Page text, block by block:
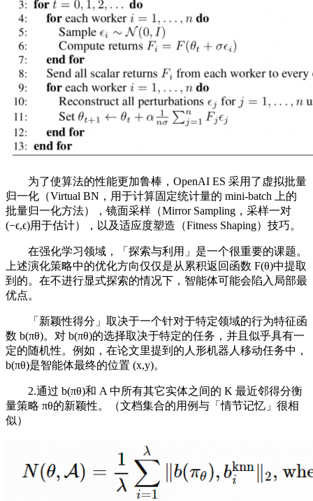
为了使算法的性能更加鲁棒，OpenAI ES 采用了虚拟批量
归一化（Virtual BN，用于计算固定统计量的 mini-batch 上的
批量归一化方法），镜面采样（Mirror Sampling，采样一对
(−ϵ,ϵ)用于估计），以及适应度塑造（Fitness Shaping）技巧。
在强化学习领域，「探索与利用」是一个很重要的课题。
上述演化策略中的优化方向仅仅是从累积返回函数 F(θ)中提取
到的。在不进行显式探索的情况下，智能体可能会陷入局部最
优点。
「新颖性得分」取决于一个针对于特定领域的行为特征函
数 b(πθ)。对 b(πθ)的选择取决于特定的任务，并且似乎具有一
定的随机性。例如，在论文里提到的人形机器人移动任务中，
b(πθ)是智能体最终的位置 (x,y)。
2.通过 b(πθ)和 A 中所有其它实体之间的 K 最近邻得分衡
量策略 πθ的新颖性。（文档集合的用例与「情节记忆」很相
似）